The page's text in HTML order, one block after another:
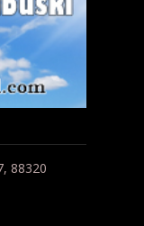
88320